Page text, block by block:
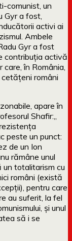
comunist, un
Gyr a fost,
activi ai
Ambele
Gyr a fost
contribuția activă
în România,
români
apare în
Shafir:„
peste un punct:
de un Ion
rămâne unul
un totalitarism cu
români (există
pentru care
au suferit, la fel
și unul
să i se